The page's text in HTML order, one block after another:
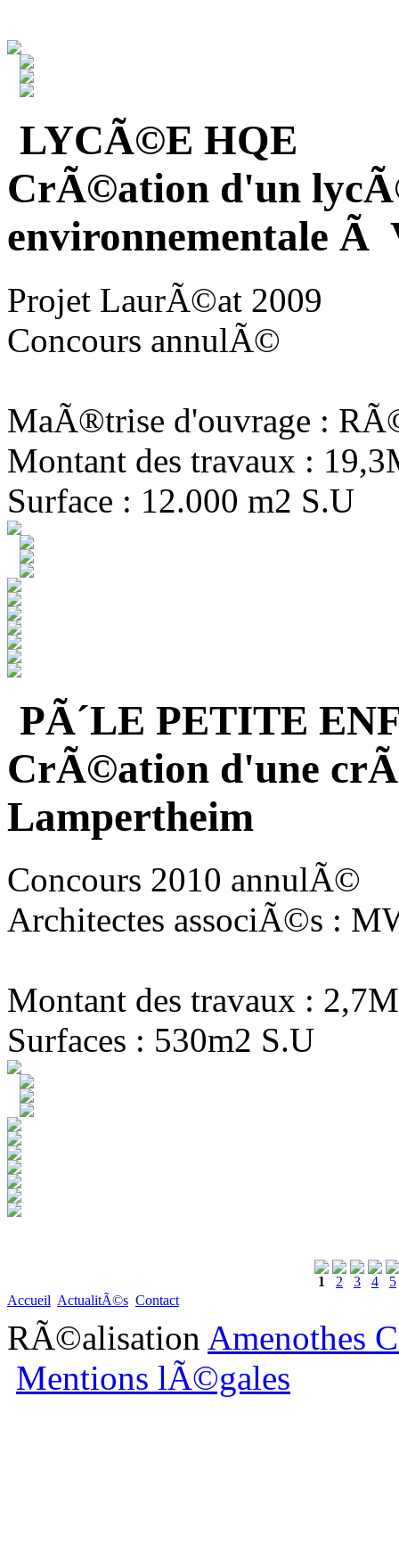
LYCÃ©E HQE
CrÃ©ation d'un
environnementale Ã
Projet LaurÃ©at 2009
Concours annulÃ©
MaÃ®trise d'ouvrage :
Montant des travaux :
Surface : 12.000 m2 S.U
PÃ´LE PETITE
CrÃ©ation d'une
Lampertheim
Concours 2010 annulÃ©
Architectes associÃ©s :
Montant des travaux :
Surfaces : 530m2 S.U
1 2 3 4
5
Accueil ActualitÃ©s Contact
RÃ©alisation Amenothes
Mentions lÃ©gales